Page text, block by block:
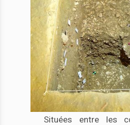
Situées entre les